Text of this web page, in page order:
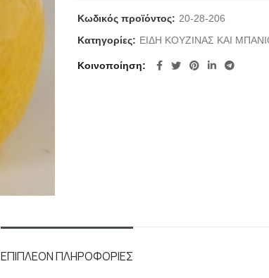
Κωδικός προϊόντος: 20-28-206
Κατηγορίες: ΕΙΔΗ ΚΟΥΖΙΝΑΣ ΚΑΙ
Κοινοποίηση
ΕΠΙΠΛΈΟΝ ΠΛΗΡΟΦΟΡΊΕΣ